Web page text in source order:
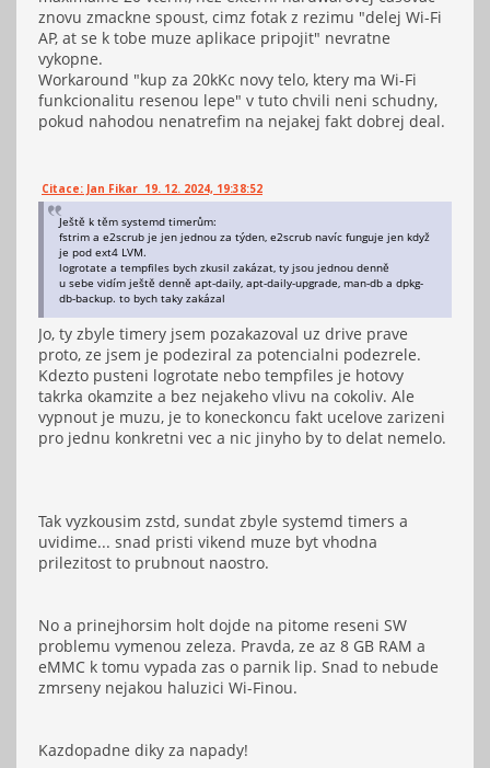
znovu zmackne spoust, cimz fotak z rezimu "delej Wi-Fi
AP, at se k tobe muze aplikace pripojit" nevratne
vykopne.
Workaround "kup za 20kKc novy telo, ktery ma Wi-Fi
funkcionalitu resenou lepe" v tuto chvili neni schudny,
pokud nahodou nenatrefim na nejakej fakt dobrej deal.
Citace: Jan Fikar 19. 12. 2024, 19:38:52
Ještě k těm systemd timerům:
fstrim a e2scrub je jen jednou za týden, e2scrub navíc funguje jen když
je pod ext4 LVM.
logrotate a tempfiles bych zkusil zakázat, ty jsou jednou denně
u sebe vidím ještě denně apt-daily, apt-daily-upgrade, man-db a dpkg-
db-backup. to bych taky zakázal
Jo, ty zbyle timery jsem pozakazoval uz drive prave
proto, ze jsem je podeziral za potencialni podezrele.
Kdezto pusteni logrotate nebo tempfiles je hotovy
takrka okamzite a bez nejakeho vlivu na cokoliv. Ale
vypnout je muzu, je to koneckoncu fakt ucelove zarizeni
pro jednu konkretni vec a nic jinyho by to delat nemelo.
Tak vyzkousim zstd, sundat zbyle systemd timers a
uvidime... snad pristi vikend muze byt vhodna
prilezitost to prubnout naostro.
No a prinejhorsim holt dojde na pitome reseni SW
problemu vymenou zeleza. Pravda, ze az 8 GB RAM a
eMMC k tomu vypada zas o parnik lip. Snad to nebude
zmrseny nejakou haluzici Wi-Finou.
Kazdopadne diky za napady!